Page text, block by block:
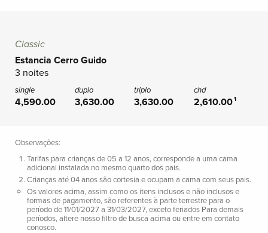
Classic
Estancia Cerro Guido
3 noites
4,590.00 3,630.00 3,630.00 2,610.001
Observações:
Tarifas para crianças de 05 a 12 anos, corresponde a uma cama
adicional instalada no mesmo quarto dos pais.
Crianças até 04 anos são cortesia e ocupam a cama com seus pais.
Os valores acima, assim como os itens inclusos e não inclusos e
formas de pagamento, são referentes à parte terrestre para o
período de 11/01/2027 a 31/03/2027, exceto feriados Para demais
períodos, altere nosso filtro de busca acima ou entre em contato
conosco.